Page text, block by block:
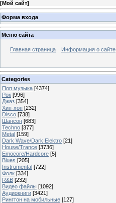
[Мой сайт]
Форма входа
Меню сайта
Главная страница Информация о сайте
Categories
Поп музыка [4374]
Рок [996]
Джаз [354]
Хип-хоп [232]
Disco [738]
Шансон [683]
Techno [377]
Metal [159]
Dark Wave/Dark Elektro [21]
House/Trance [3736]
Emocore/Hardcore [5]
Blues [205]
Instrumental [722]
Фолк [334]
R&B [232]
Видео файлы [1092]
Аудиокниги [3421]
Рингтон на мобильные [127]